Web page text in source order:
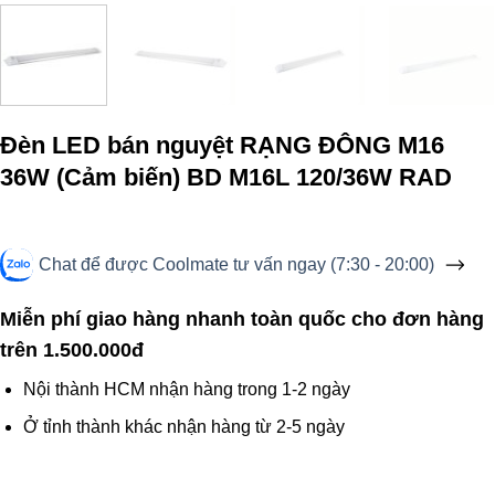
Đèn LED bán nguyệt RẠNG ĐÔNG M16
36W (Cảm biến) BD M16L 120/36W RAD
Chat để được Coolmate tư vấn ngay (7:30 - 20:00)
Miễn phí giao hàng nhanh toàn quốc cho đơn hàng
trên 1.500.000đ
Nội thành HCM nhận hàng trong 1-2 ngày
Ở tỉnh thành khác nhận hàng từ 2-5 ngày